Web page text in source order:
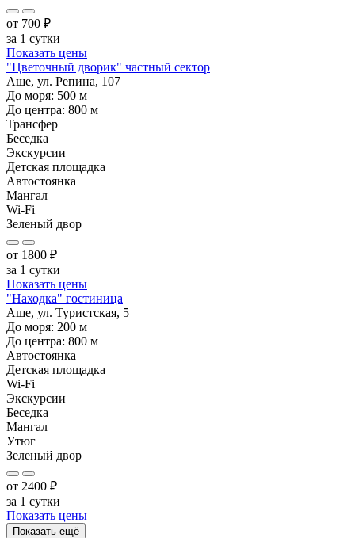
от 700 ₽
за 1 сутки
Показать цены
"Цветочный дворик" частный сектор
Аше, ул. Репина, 107
До моря: 500 м
До центра: 800 м
Трансфер
Беседка
Экскурсии
Детская площадка
Автостоянка
Мангал
Wi-Fi
Зеленый двор
от 1800 ₽
за 1 сутки
Показать цены
"Находка" гостиница
Аше, ул. Туристская, 5
До моря: 200 м
До центра: 800 м
Автостоянка
Детская площадка
Wi-Fi
Экскурсии
Беседка
Мангал
Утюг
Зеленый двор
от 2400 ₽
за 1 сутки
Показать цены
Показать ещё